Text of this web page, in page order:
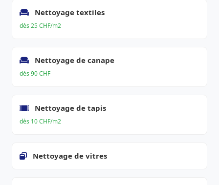
Nettoyage textiles
dès 25 CHF/m2
Nettoyage de canape
dès 90 CHF
Nettoyage de tapis
dès 10 CHF/m2
Nettoyage de vitres